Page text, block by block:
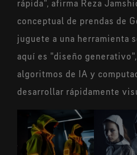
rápida", afirma Reza
conceptual de prendas de
juguete a una herramienta
aquí es "diseño
algoritmos de IA y
desarrollar rápidamente